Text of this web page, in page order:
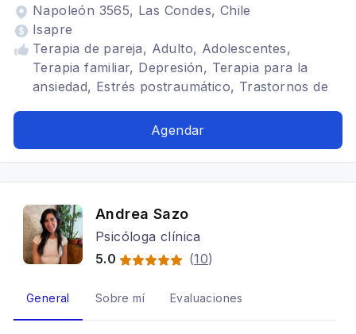
Napoleón 3565, Las Condes, Chile
Isapre
Terapia de pareja, Adulto, Adolescentes,
Terapia familiar, Depresión, Terapia para la
ansiedad, Estrés postraumático, Trastornos de
Agendar
Andrea Sazo
Psicóloga clínica
5.0
(10)
General Sobre mí Evaluaciones